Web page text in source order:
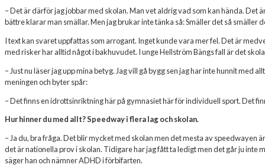
– Det är därför jag jobbar med skolan. Man vet aldrig vad som kan hända. Det
bättre klarar man smällar. Men jag brukar inte tänka så: Smäller det så smäller
I text kan svaret uppfattas som arrogant. Inget kunde vara mer fel. Det är
med risker har alltid något i bakhuvudet. I unge Hellström Bängs fall är det
– Just nu läser jag upp mina betyg. Jag vill gå bygg sen jag har inte hunnit med
meningen och byter spår:
– Det finns en idrottsinriktning här på gymnasiet här för individuell sport. Det
Hur hinner du med allt? Speedway i flera lag och skolan.
– Ja du, bra fråga. Det blir mycket med skolan men det mesta av speedwayen
det är nationella prov i skolan. Tidigare har jag fått ta ledigt men det går ju inte
säger han och nämner ADHD i förbifarten.